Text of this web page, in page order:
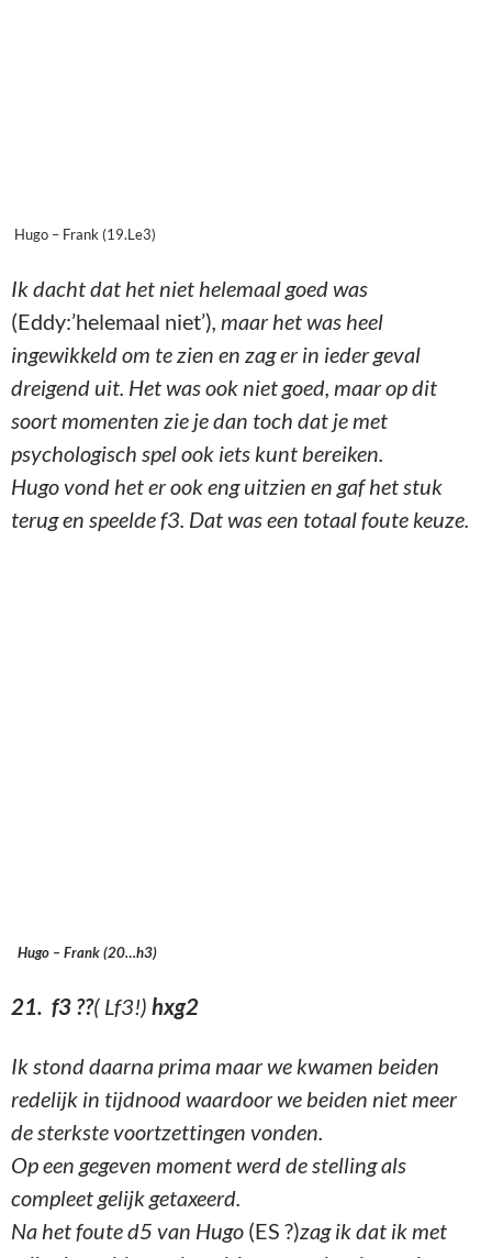
Hugo – Frank (19.Le3)
Ik dacht dat het niet helemaal goed was
(Eddy:’helemaal niet’) , maar het was heel
ingewikkeld om te zien en zag er in ieder geval
dreigend uit. Het was ook niet goed, maar op dit
soort momenten zie je dan toch dat je met
psychologisch spel ook iets kunt bereiken.
Hugo vond het er ook eng uitzien en gaf het stuk
terug en speelde f3. Dat was een totaal foute keuze.
Hugo – Frank (20…h3)
21. f3 ??( Lf3!) hxg2
Ik stond daarna prima maar we kwamen beiden
redelijk in tijdnood waardoor we beiden niet meer
de sterkste voortzettingen vonden.
Op een gegeven moment werd de stelling als
compleet gelijk getaxeerd.
Na het foute d5 van Hugo (ES ?)zag ik dat ik met